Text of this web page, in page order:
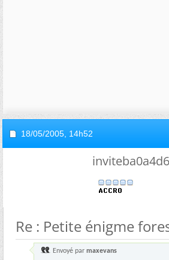
18/05/2005, 14h52
Re : Petite énigme
Envoyé par maxevans